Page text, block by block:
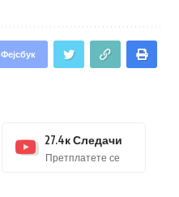
Фејсбук
27.4кСледачи
Претплатете се